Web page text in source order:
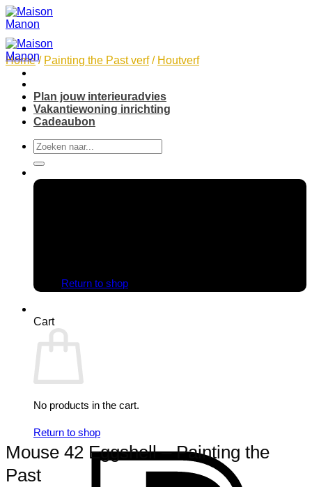
Skip
to
content
Plan jouw interieuradvies
Vakantiewoning inrichting
Cadeaubon
Search
for:
Return to shop
Cart
No products in the cart.
Return to shop
Home / Painting the Past verf / Houtverf
Mouse 42 Eggshell – Painting the
Past